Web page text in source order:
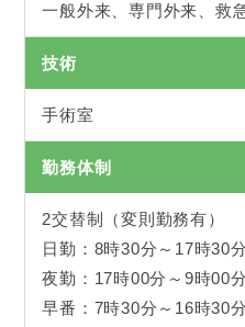
一般外来、専門外来、救
技術
手術室
勤務体制
2交替制（変則勤務有）
日勤：8時30分～17時30分
夜勤：17時00分～9時00分
早番：7時30分～16時30分